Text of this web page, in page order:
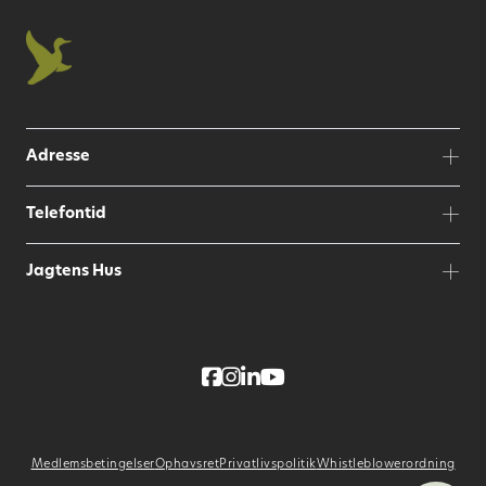
Adresse
Telefontid
Jagtens Hus
MedlemsbetingelserOphavsretPrivatlivspolitikWhistleblowerordning